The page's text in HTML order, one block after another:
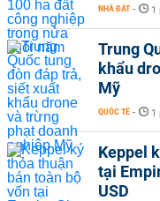
NHÀ ĐẤT - 1
Trung
khẩu
Mỹ
QUỐC TẾ - 1
Keppel
tại
USD